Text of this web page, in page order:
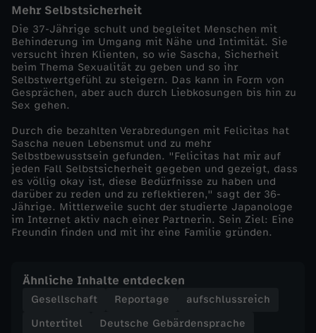
e
E
i
n
z
e
l
o
k
Mehr Selbstsicherheit
Die 37-Jährige schult und begleitet Menschen mit
Behinderung im Umgang mit Nähe und Intimität. Sie
versucht ihren Klienten, so wie Sascha, Sicherheit
beim Thema Sexualität zu geben und so ihr
Selbstwertgefühl zu steigern. Das kann in Form von
Gesprächen, aber auch durch Liebkosungen bis hin zu
Sex gehen.
Durch die bezahlten Verabredungen mit Felicitas hat
Sascha neuen Lebensmut und zu mehr
Selbstbewusstsein gefunden. "Felicitas hat mir auf
jeden Fall Selbstsicherheit gegeben und gezeigt, dass
es völlig okay ist, diese Bedürfnisse zu haben und
darüber zu reden und zu reflektieren," sagt der 36-
Jährige. Mittlerweile sucht der studierte Japanologe
im Internet aktiv nach einer Partnerin. Sein Ziel: Eine
Freundin finden und mit ihr eine Familie gründen.
Ähnliche Inhalte entdecken
Gesellschaft Reportage
aufschlussreich
Untertitel
Deutsche Gebärdensprache